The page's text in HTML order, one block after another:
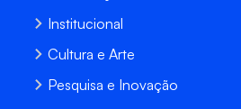
Institucional
Cultura e Arte
Pesquisa e Inovação